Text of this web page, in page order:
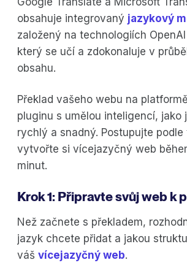
obsahuje integrovaný jazykový
založený na technologiích
který se učí a zdokonaluje v
obsahu.
Překlad vašeho webu na
pluginu s umělou inteligencí, jako
rychlý a snadný. Postupujte
vytvořte si vícejazyčný web
minut.
Krok 1: Připravte svůj web k
Než začnete s překladem,
jazyk chcete přidat a jakou
váš vícejazyčný web.